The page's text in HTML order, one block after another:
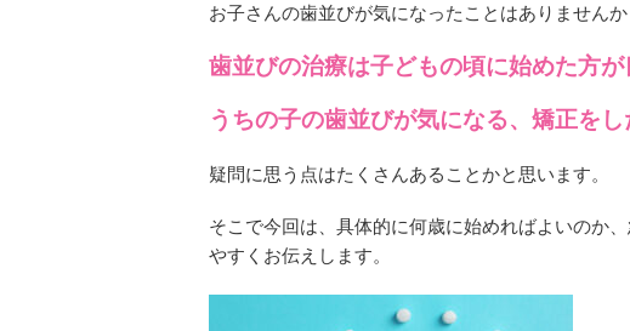
お子さんの歯並びが気になったことはありませんか
歯並びの治療は子どもの頃に始めた方
うちの子の歯並びが気になる、矯正を
疑問に思う点はたくさんあることかと思います。
そこで今回は、具体的に何歳に始めればよいのか
やすくお伝えします。